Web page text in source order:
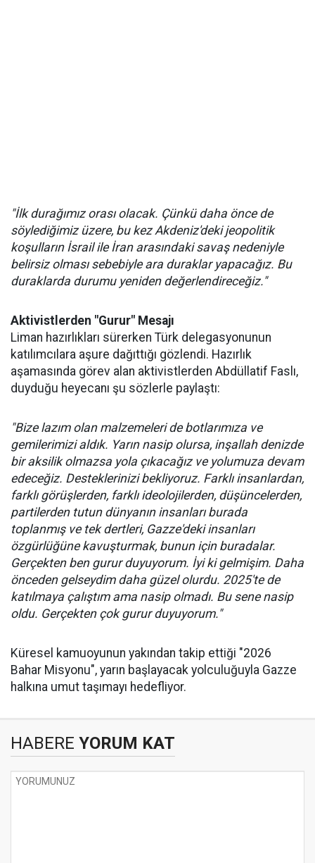
"İlk durağımız orası olacak. Çünkü daha önce de
söylediğimiz üzere, bu kez Akdeniz'deki jeopolitik
koşulların İsrail ile İran arasındaki savaş nedeniyle
belirsiz olması sebebiyle ara duraklar yapacağız. Bu
duraklarda durumu yeniden değerlendireceğiz."
Aktivistlerden "Gurur" Mesajı
Liman hazırlıkları sürerken Türk delegasyonunun
katılımcılara aşure dağıttığı gözlendi. Hazırlık
aşamasında görev alan aktivistlerden Abdüllatif Faslı,
duyduğu heyecanı şu sözlerle paylaştı:
"Bize lazım olan malzemeleri de botlarımıza ve
gemilerimizi aldık. Yarın nasip olursa, inşallah denizde
bir aksilik olmazsa yola çıkacağız ve yolumuza devam
edeceğiz. Desteklerinizi bekliyoruz. Farklı insanlardan,
farklı görüşlerden, farklı ideolojilerden, düşüncelerden,
partilerden tutun dünyanın insanları burada
toplanmış ve tek dertleri, Gazze'deki insanları
özgürlüğüne kavuşturmak, bunun için buradalar.
Gerçekten ben gurur duyuyorum. İyi ki gelmişim. Daha
önceden gelseydim daha güzel olurdu. 2025'te de
katılmaya çalıştım ama nasip olmadı. Bu sene nasip
oldu. Gerçekten çok gurur duyuyorum."
Küresel kamuoyunun yakından takip ettiği "2026
Bahar Misyonu", yarın başlayacak yolculuğuyla Gazze
halkına umut taşımayı hedefliyor.
HABERE YORUM KAT